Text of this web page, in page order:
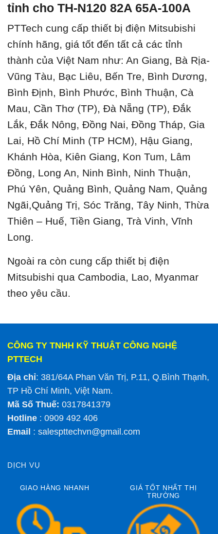
tỉnh cho TH-N120 82A 65A-100A
PTTech cung cấp thiết bị điện Mitsubishi
chính hãng, giá tốt đến tất cả các tỉnh
thành của Việt Nam như: An Giang, Bà Rịa-
Vũng Tàu, Bạc Liêu, Bến Tre, Bình Dương,
Bình Định, Bình Phước, Bình Thuận, Cà
Mau, Cần Thơ (TP), Đà Nẵng (TP), Đắk
Lắk, Đắk Nông, Đồng Nai, Đồng Tháp, Gia
Lai, Hồ Chí Minh (TP HCM), Hậu Giang,
Khánh Hòa, Kiên Giang, Kon Tum, Lâm
Đồng, Long An, Ninh Bình, Ninh Thuận,
Phú Yên, Quảng Bình, Quảng Nam, Quảng
Ngãi,Quảng Trị, Sóc Trăng, Tây Ninh, Thừa
Thiên – Huế, Tiền Giang, Trà Vinh, Vĩnh
Long.
Ngoài ra còn cung cấp thiết bị điện
Mitsubishi qua Cambodia, Lao, Myanmar
theo yêu cầu.
CÔNG TY TNHH KỸ THUẬT CÔNG NGHỆ
PTTECH
Địa chỉ: 381/64A Phan Văn Trị, P.11, Q.Bình Thạnh,
TP Hồ Chí Minh, Việt Nam.
Mã Số Thuế: 0317841379
Hotline : 0909 492 406
Email : salespttechvn@gmail.com
DỊCH VỤ
GIAO HÀNG NHANH
GIÁ TỐT NHẤT THỊ
TRƯỜNG